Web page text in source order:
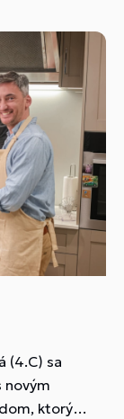
(4.C) sa
novým
ktorý